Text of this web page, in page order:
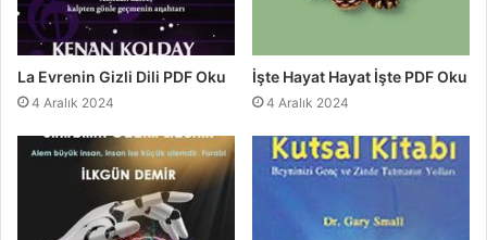
La Evrenin Gizli Dili PDF Oku
4 Aralık 2024
İşte Hayat Hayat İşte PDF Oku
4 Aralık 2024